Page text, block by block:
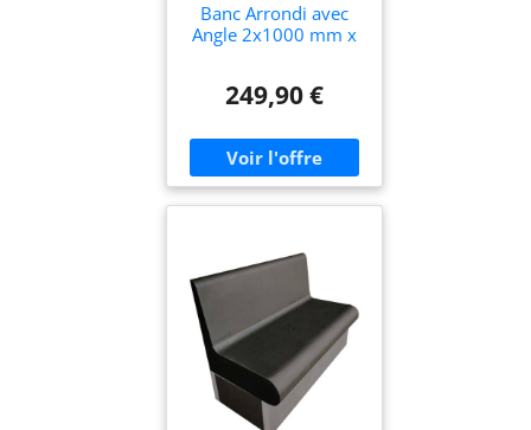
Banc Arrondi avec
Angle 2x1000 mm x
Assembler pour
Bain
249,90 €